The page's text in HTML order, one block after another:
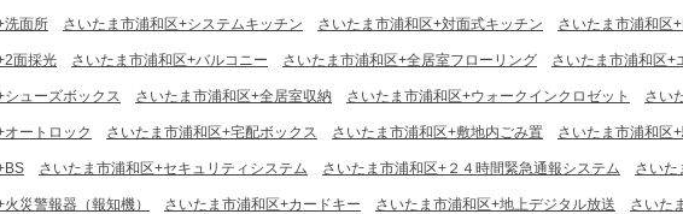
洗面所 さいたま市浦和区+システムキッチン さいたま市浦和区+対面式キッチン さいたま市浦和区
面採光 さいたま市浦和区+バルコニー さいたま市浦和区+全居室フローリング さいたま市浦和区+
ューズボックス さいたま市浦和区+全居室収納 さいたま市浦和区+ウォークインクロゼット さい
ートロック さいたま市浦和区+宅配ボックス さいたま市浦和区+敷地内ごみ置 さいたま市浦和区
さいたま市浦和区+セキュリティシステム さいたま市浦和区+２４時間緊急通報システム さいた
災警報器（報知機） さいたま市浦和区+カードキー さいたま市浦和区+地上デジタル放送 さいた